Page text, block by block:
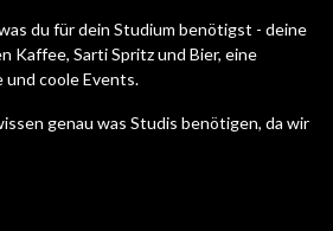
du für dein Studium benötigst - deine
Kaffee, Sarti Spritz und Bier, eine
coole Events.
genau was Studis benötigen, da wir